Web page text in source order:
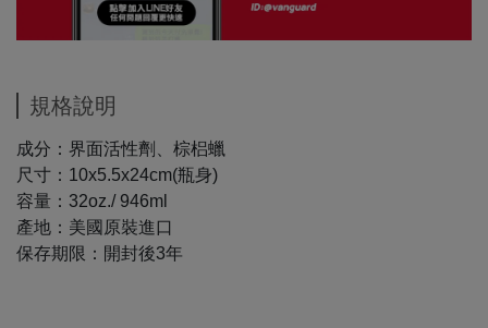
規格說明
成分：界面活性劑、棕梠蠟
尺寸：10x5.5x24cm(瓶身)
容量：32oz./ 946ml
產地：美國原裝進口
保存期限：開封後3年